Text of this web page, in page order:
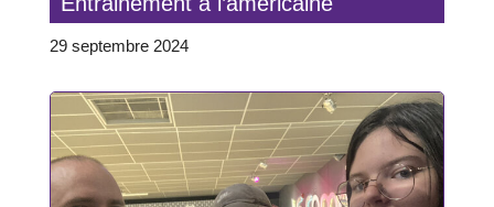
29 septembre 2024